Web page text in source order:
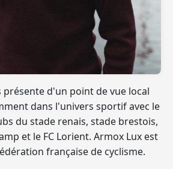
présente d'un point de vue local
dans l'univers sportif avec le
du stade renais, stade brestois,
et le FC Lorient. Armox Lux est
française de cyclisme.